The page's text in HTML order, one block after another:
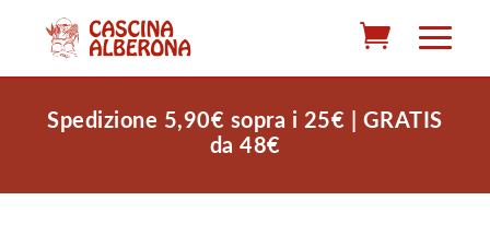
Spedizione 5,90€ sopra i 25€ | GRATIS
da 48€